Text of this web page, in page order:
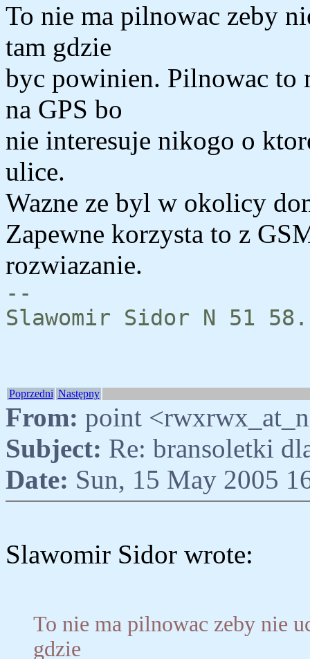
To nie ma pilnowac zeby
tam gdzie
byc powinien. Pilnowac to
na GPS bo
nie interesuje nikogo o
ulice.
Wazne ze byl w okolicy
Zapewne korzysta to z
rozwiazanie.
--
Slawomir Sidor N 51
Poprzedni Następny
From: point
Subject: Re: bransoletki
Date: Sun, 15 May 2005
Slawomir Sidor wrote:
To nie ma pilnowac zeby nie
gdzie